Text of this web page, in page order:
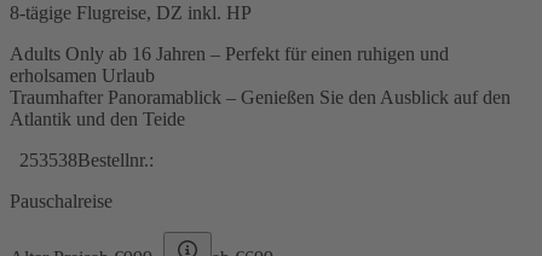
8-tägige Flugreise, DZ inkl. HP
Adults Only ab 16 Jahren – Perfekt für einen ruhigen und
erholsamen Urlaub
Traumhafter Panoramablick – Genießen Sie den Ausblick auf den
Atlantik und den Teide
253538Bestellnr.:
Pauschalreise